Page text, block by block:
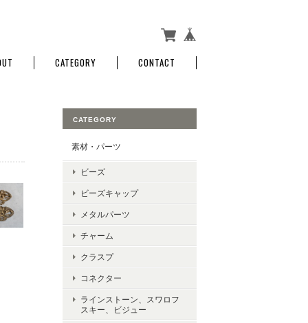
CATEGORY CONTACT
CATEGORY
素材・パーツ
ビーズ
ビーズキャップ
メタルパーツ
チャーム
クラスプ
コネクター
ラインストーン、スワロフ
スキー、ビジュー